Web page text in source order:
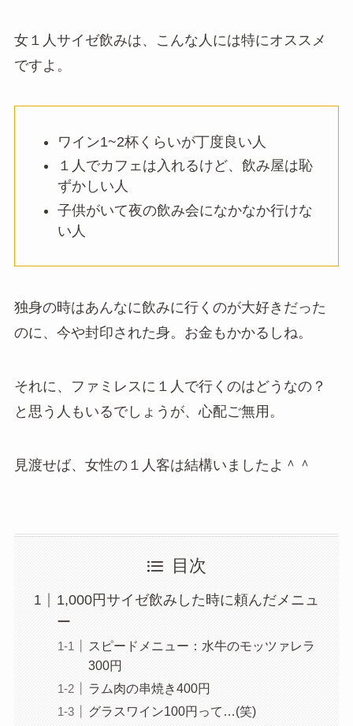
女１人サイゼ飲みは、こんな人には特にオススメ
ですよ。
ワイン1~2杯くらいが丁度良い人
１人でカフェは入れるけど、飲み屋は恥
ずかしい人
子供がいて夜の飲み会になかなか行けな
い人
独身の時はあんなに飲みに行くのが大好きだった
のに、今や封印された身。お金もかかるしね。
それに、ファミレスに１人で行くのはどうなの？
と思う人もいるでしょうが、心配ご無用。
見渡せば、女性の１人客は結構いましたよ＾＾
目次
1,000円サイゼ飲みした時に頼んだメニュ
ー
スピードメニュー：水牛のモッツァレラ
300円
ラム肉の串焼き400円
グラスワイン100円って…(笑)